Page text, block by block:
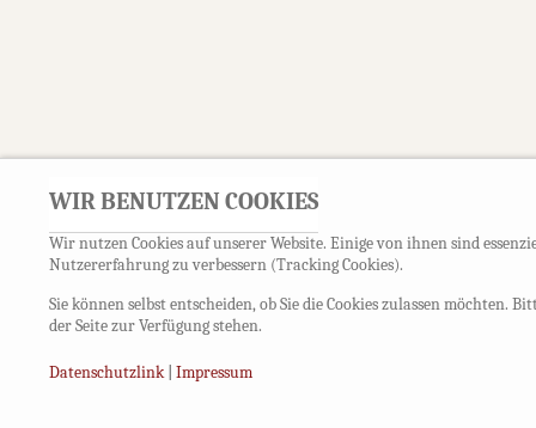
WIR BENUTZEN COOKIES
Wir nutzen Cookies auf unserer Website. Einige von ihnen sind
Nutzererfahrung zu verbessern (Tracking Cookies).
Sie können selbst entscheiden, ob Sie die Cookies zulassen
der Seite zur Verfügung stehen.
Datenschutzlink Impressum